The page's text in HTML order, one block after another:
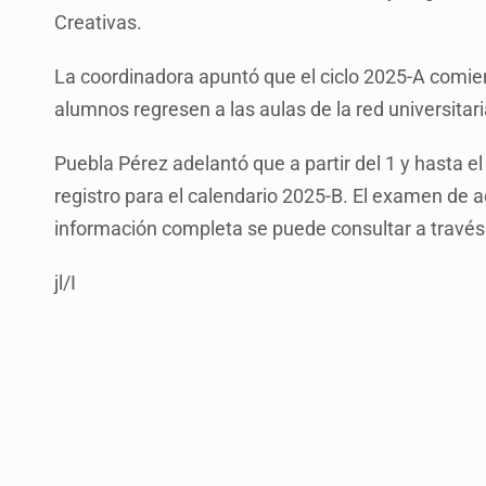
Creativas.
La coordinadora apuntó que el ciclo 2025-A
alumnos regresen a las aulas de la red
Puebla Pérez adelantó que a partir del 1 y hasta
registro para el calendario 2025-B. El examen de
información completa se puede consultar a
jl/I